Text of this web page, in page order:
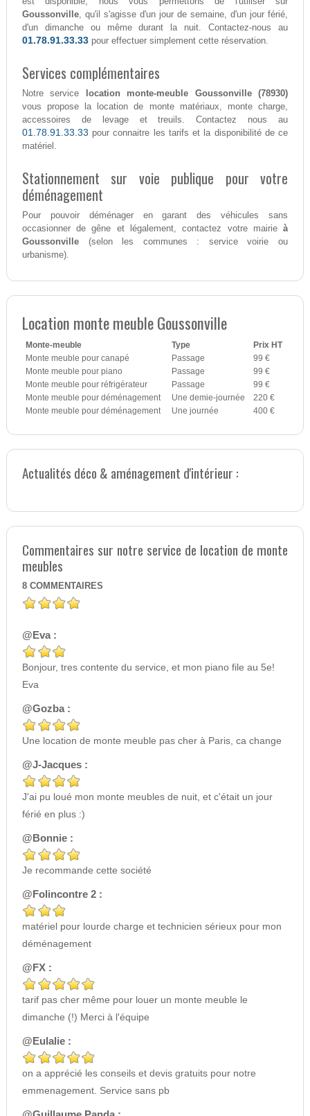
Goussonville, qu'il s'agisse d'un jour de semaine, d'un jour férié,
d'un dimanche ou même durant la nuit. Contactez-nous au
01.78.91.33.33 pour effectuer simplement cette réservation.
Services complémentaires
Notre service
location monte-meuble Goussonville (78930)
vous propose la location de monte matériaux, monte charge,
accessoires de levage et treuils. Contactez nous au
01.78.91.33.33 pour connaitre les tarifs et la disponibilité de ce
matériel.
Stationnement sur voie publique pour votre
déménagement
Pour pouvoir déménager en garant des véhicules sans
occasionner de gêne et légalement, contactez votre mairieà
Goussonville(selon les communes : service voirie ou
urbanisme).
Location monte meuble Goussonville
Monte-meuble Type
Prix HT
Monte meuble pour canapé
Passage
99 €
Monte meuble pour piano
Passage
99 €
Monte meuble pour réfrigérateur
Passage
99 €
Monte meuble pour déménagement
Une demie-journée
220 €
Monte meuble pour déménagement
Une journée 400 €
Actualités déco & aménagement d'intérieur :
Commentaires sur notre service de location de monte
meubles
8 COMMENTAIRES
@Eva :
Bonjour, tres contente du service, et mon piano file au 5e!
Eva
@Gozba :
Une location de monte meuble pas cher à Paris, ca change
@J-Jacques :
J'ai pu loué mon monte meubles de nuit, et c'était un jour
férié en plus :)
@Bonnie :
Je recommande cette société
@Folincontre 2 :
matériel pour lourde charge et technicien sérieux pour mon
déménagement
@FX :
tarif pas cher même pour louer un monte meuble le
dimanche (!) Merci à l'équipe
@Eulalie :
on a apprécié les conseils et devis gratuits pour notre
emmenagement. Service sans pb